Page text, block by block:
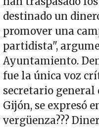
destinado un
promover una
partidista",
Ayuntamiento.
fue la única voz
secretario
Gijón, se expresó
vergüenza???